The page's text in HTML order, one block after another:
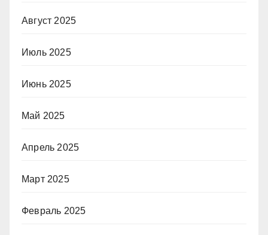
Август 2025
Июль 2025
Июнь 2025
Май 2025
Апрель 2025
Март 2025
Февраль 2025